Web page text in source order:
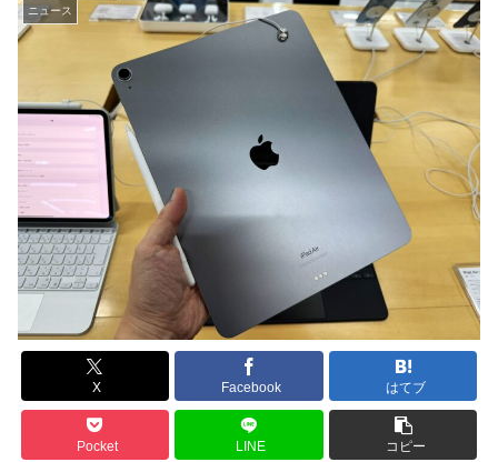
ニュース
X Facebook はてブ
Pocket LINE コピー